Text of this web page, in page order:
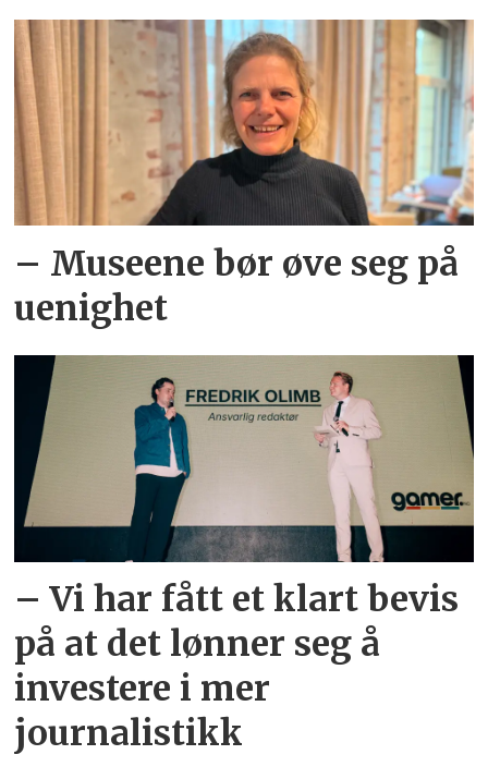
– Museene bør øve seg på
uenighet
– Vi har fått et klart bevis
på at det lønner seg å
investere i mer
journalistikk